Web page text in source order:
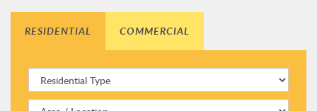
RESIDENTIAL COMMERCIAL